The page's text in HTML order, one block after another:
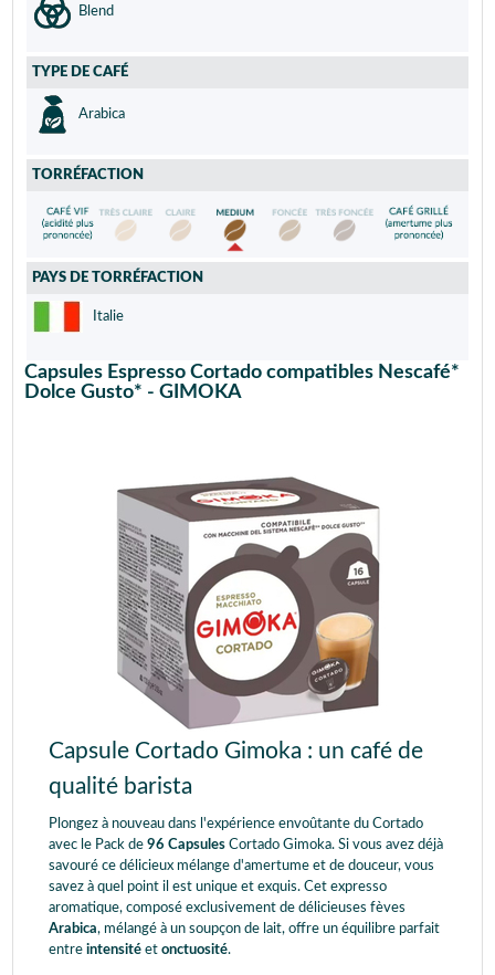
Blend
TYPE DE CAFÉ
Arabica
TORRÉFACTION
PAYS DE TORRÉFACTION
Italie
Capsules Espresso Cortado compatibles Nescafé*
Dolce Gusto* - GIMOKA
Capsule Cortado Gimoka : un café de
qualité barista
Plongez à nouveau dans l'expérience envoûtante du Cortado
avec le Pack de 96 Capsules Cortado Gimoka. Si vous avez déjà
savouré ce délicieux mélange d'amertume et de douceur, vous
savez à quel point il est unique et exquis. Cet expresso
aromatique, composé exclusivement de délicieuses fèves
Arabica, mélangé à un soupçon de lait, offre un équilibre parfait
entre intensité et onctuosité.